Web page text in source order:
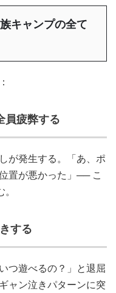
キャンプの全て
員疲弊する
が発生する。「あ、ポ
置が悪かった」── こ
する
つ遊べるの？」と退屈
ャン泣きパターンに突